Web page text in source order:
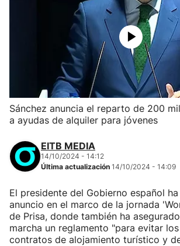
Sánchez anuncia el reparto de 200
a ayudas de alquiler para jóvenes
EITB MEDIA
14/10/2024 - 14:12
Última actualización 14/10/2024 - 14:09
El presidente del Gobierno español
anuncio en el marco de la jornada
de Prisa, donde también ha
marcha un reglamento "para evitar
contratos de alojamiento turístico y